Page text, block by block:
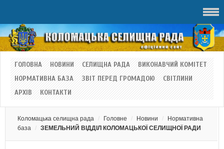
ГОЛОВНА НОВИНИ СЕЛИЩНА РАДА
ВИКОНАВЧИЙ КОМІТЕТ
НОРМАТИВНА БАЗА
ЗВІТ ПЕРЕД ГРОМАДОЮ
СВІТЛИНИ
АРХІВ
КОНТАКТИ
Коломацька селищна рада Головне Новини
Нормативна
база
ЗЕМЕЛЬНИЙ ВІДДІЛ КОЛОМАЦЬКОЇ СЕЛИЩНОЇ РАДИ